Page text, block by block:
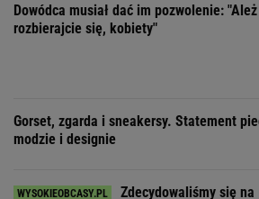
Dowódca musiał dać im pozwolenie: "Ależ
rozbierajcie się, kobiety"
Gorset, zgarda i sneakersy. Statement
modzie i designie
Zdecydowaliśmy się na